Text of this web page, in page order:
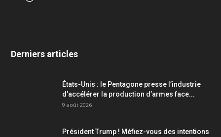
Derniers articles
États-Unis : le Pentagone presse l’industrie
d’accélérer la production d’armes face...
9 août 2026
Président Trump ! Méfiez-vous des intentions